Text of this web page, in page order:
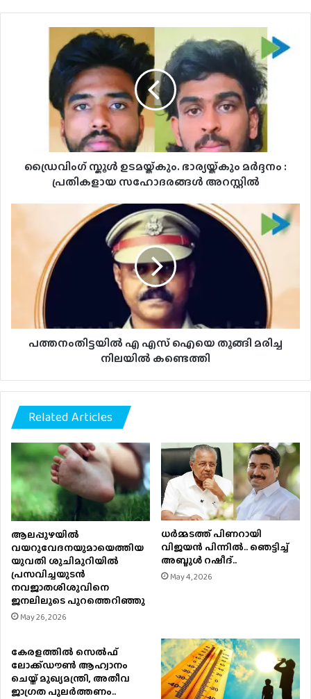
ഉടമയ്ക്കും.
ഭാര്യയ്ക്കും
പ്രതികളായ
സഹോദരങ്ങൾ
അറസ്റ്റിൽ
ഡ്രൈവിംഗ് സ്കൂൾ ഉടമയ്ക്കും. ഭാര്യയ്ക്കും മർദ്ദനം :
പ്രതികളായ സഹോദരങ്ങൾ അറസ്റ്റിൽ
പത്തനംതിട്ടയിൽ
നിലയിൽ
പത്തനംതിട്ടയിൽ എ എസ് ഐയെ തൂങ്ങി മരിച്ച
നിലയിൽ കണ്ടെത്തി
Related Articles
ആലപ്പുഴയിൽ
വയറുവേദനയുമായെത്തിയ
യുവതി ശുചിമുറിയിൽ
പ്രസവിച്ചയുടൻ
നവജാതശിശുവിനെ
ജനലിലൂടെ പുറത്തെറിഞ്ഞു
May 26, 2026
ധര്‍മ്മടത്ത് പിണറായി
വിജയന്‍ പിന്നില്‍.. ഞെട്ടിച്ച്
അബ്ദുൾ റഷീദ്..
May 4, 2026
കേരളത്തിൽ സെൽഫ്
ലോക്ക്ഡൗൺ ആഹ്വാനം
ചെയ്ത് മുഖ്യമന്ത്രി, അതീവ
ജാഗ്രത പുലർത്തണം..